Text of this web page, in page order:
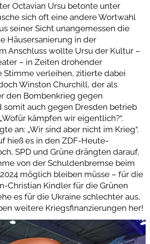
Octavian Ursu betonte unter
sich oft eine andere Wortwahl
seiner Sicht unangemessen die
Häusersanierung in der
Anschluss wollte Ursu der Kultur –
– in Zeiten drohender
Stimme verleihen, zitierte dabei
Winston Churchill, der als
den Bombenkrieg gegen
somit auch gegen Dresden betrieb
kämpfen wir eigentlich?“.
an: „Wir sind aber nicht im Krieg“.
hieß es in den ZDF-Heute-
SPD und Grüne drängten darauf,
von der Schuldenbremse beim
möglich bleiben müsse – für die
Christian Kindler für die Grünen
es für die Ukraine schlechter aus,
weitere Kriegsfinanzierungen her!